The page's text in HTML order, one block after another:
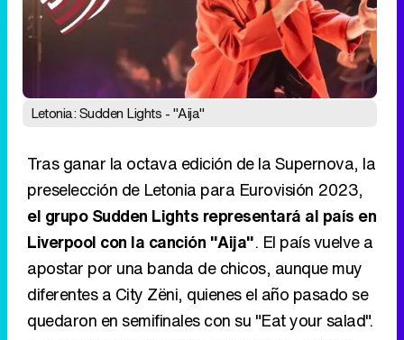
Tras ganar la octava edición de la Supernova, la
preselección de Letonia para Eurovisión 2023,
el grupo Sudden Lights representará al país en
Liverpool con la canción "Aija"
diferentes a City Zëni, quienes el año pasado se
quedaron en semifinales con su "Eat your salad".
A pesar de que el grupo suele tocar pop-rock
alternativo, la canción que cantarán en la
primera semifinal del certamen es algo más
electrónica y tiene incluso partes de beatboxing,
considerándola una especie de nana. El tema